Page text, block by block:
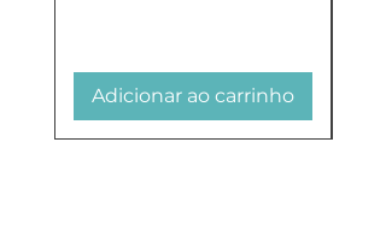
Adicionar ao carrinho